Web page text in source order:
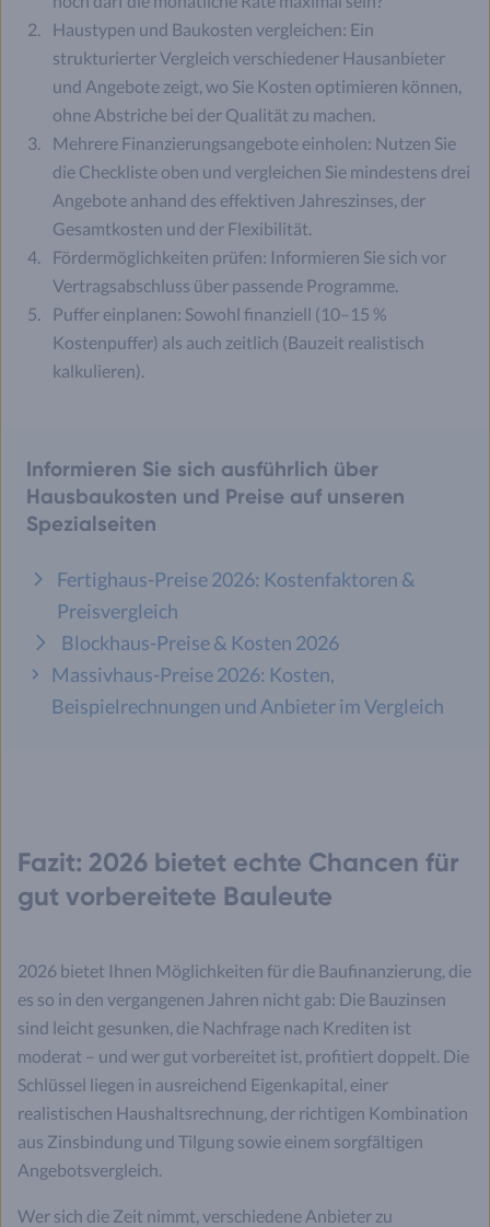
Haustypen und Baukosten vergleichen: Ein
strukturierter Vergleich verschiedener Hausanbieter
und Angebote zeigt, wo Sie Kosten optimieren können,
ohne Abstriche bei der Qualität zu machen.
Mehrere Finanzierungsangebote einholen: Nutzen Sie
die Checkliste oben und vergleichen Sie mindestens drei
Angebote anhand des effektiven Jahreszinses, der
Gesamtkosten und der Flexibilität.
Fördermöglichkeiten prüfen: Informieren Sie sich vor
Vertragsabschluss über passende Programme.
Puffer einplanen: Sowohl finanziell (10–15 %
Kostenpuffer) als auch zeitlich (Bauzeit realistisch
kalkulieren).
Informieren Sie sich ausführlich über
Hausbaukosten und Preise auf unseren
Spezialseiten
Fertighaus-Preise 2026: Kostenfaktoren &
Preisvergleich
Blockhaus-Preise & Kosten 2026
Massivhaus-Preise 2026: Kosten,
Beispielrechnungen und Anbieter im Vergleich
Fazit: 2026 bietet echte Chancen für
gut vorbereitete Bauleute
2026 bietet Ihnen Möglichkeiten für die Baufinanzierung, die
es so in den vergangenen Jahren nicht gab: Die Bauzinsen
sind leicht gesunken, die Nachfrage nach Krediten ist
moderat – und wer gut vorbereitet ist, profitiert doppelt. Die
Schlüssel liegen in ausreichend Eigenkapital, einer
realistischen Haushaltsrechnung, der richtigen Kombination
aus Zinsbindung und Tilgung sowie einem sorgfältigen
Angebotsvergleich.
Wer sich die Zeit nimmt, verschiedene Anbieter zu